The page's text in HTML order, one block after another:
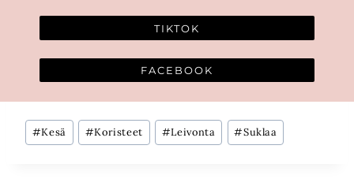
TIKTOK
FACEBOOK
Avainsanat:
#Kesä #Koristeet #Leivonta #Suklaa